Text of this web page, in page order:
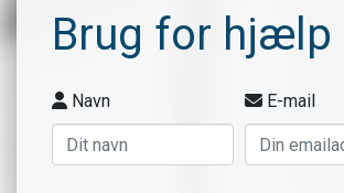
Brug for hjælp
Navn E-mail